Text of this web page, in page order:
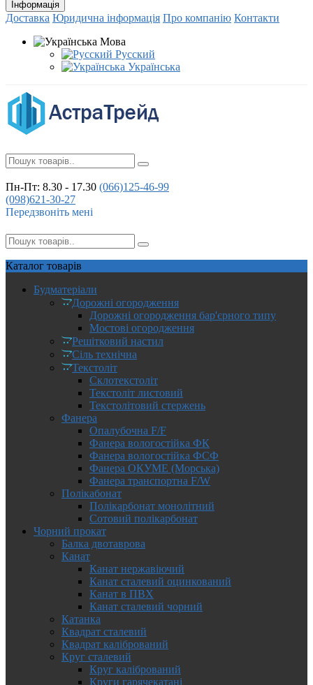
Інформація
Доставка Юридична інформація Про компанію Контакти
Мова
Русский
Українська
Пн-Пт: 8.30 - 17.30 (066)125-46-99
(098)621-30-27
Передзвоніть мені
Каталог товарів
Будматеріали
Дорожні огородження
Дорожні огородження бар'єрного типу
Мостові огородження
Решітковий настил
Сіль технічна
Текстоліт
Склотекстоліт
Текстоліт листовий
Текстолітовий стержень
Фанера
Опалубочна F/F
Фанера вологостійка ФК
Фанера вологостійка ФСФ
Фанера ОКУМЕ (Морська)
Фанера транспортна F/W
Полікабонат
Полікарбонат монолітний
Сотовий полікарбонат
Чорний прокат
Балка двотаврова
Канат
Канат нержавіючий
Канат сталевий оцинкований
Канат в ПВХ
Канат сталевий чорний
Катанка
Квадрат сталевий
Квадрат калібрований
Круг сталевий
Круг калібрований
Круги гарячекатані